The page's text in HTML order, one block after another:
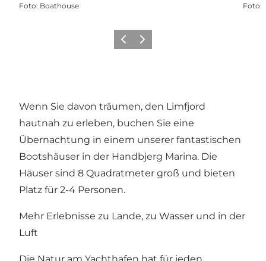
Foto: Boathouse Foto:
Vorherige Folie
Nächste Folie
Wenn Sie davon träumen, den Limfjord
hautnah zu erleben, buchen Sie eine
Übernachtung in einem unserer fantastischen
Bootshäuser in der Handbjerg Marina. Die
Häuser sind 8 Quadratmeter groß und bieten
Platz für 2-4 Personen.
Mehr Erlebnisse zu Lande, zu Wasser und in der
Luft